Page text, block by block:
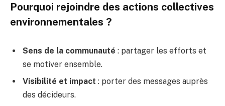
Pourquoi rejoindre des actions collectives
environnementales ?
Sens de la communauté : partager les efforts et
se motiver ensemble.
Visibilité et impact : porter des messages auprès
des décideurs.